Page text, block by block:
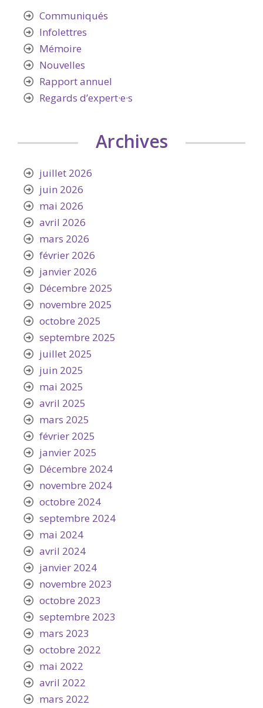
Communiqués
Infolettres
Mémoire
Nouvelles
Rapport annuel
Regards d’expert·e·s
Archives
juillet 2026
juin 2026
mai 2026
avril 2026
mars 2026
février 2026
janvier 2026
Décembre 2025
novembre 2025
octobre 2025
septembre 2025
juillet 2025
juin 2025
mai 2025
avril 2025
mars 2025
février 2025
janvier 2025
Décembre 2024
novembre 2024
octobre 2024
septembre 2024
mai 2024
avril 2024
janvier 2024
novembre 2023
octobre 2023
septembre 2023
mars 2023
octobre 2022
mai 2022
avril 2022
mars 2022